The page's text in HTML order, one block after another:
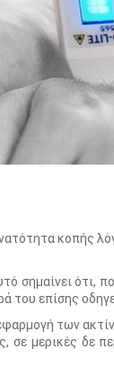
κοπής
σημαίνει ότι,
του επίσης
των
σε μερικές δε